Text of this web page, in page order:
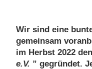
Wir sind eine
gemeinsam
im Herbst 2022
e.V. ” gegründet.